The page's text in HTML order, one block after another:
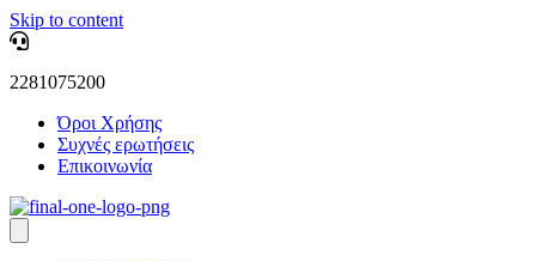
Skip to content
2281075200
Όροι Χρήσης
Συχνές ερωτήσεις
Επικοινωνία